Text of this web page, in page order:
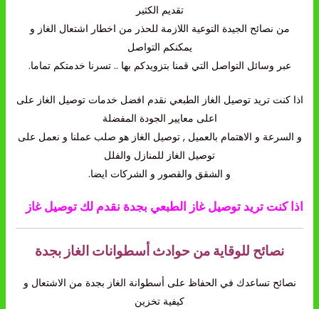
تقديم الكثير
من نصائح الجيدة التوعية اللازمة للحذر من اخطار اشتعال الغاز و
يمكنكم التواصل
عبر وسائل التواصل التي قمنا بتزويدكم بها .. تسرنا خدمتكم تماما.
اذا كنت تريد توصيل الغاز الطبعي نقدم افضل خدمات توصيل الغاز على
اعلى معايير الجودة المفضلة
و السرعة و الاهتمام بالعميل , توصيل الغاز هو صلب عملنا و نعمل على
توصيل الغاز للمنازل والفلل
و الشقق والقصور و الشركات ايضا.
اذا كنت تريد توصيل غاز الطبعي بجدة نقدم لك توصيل غاز
نصائح للوقاية من حوادث أسطوانات الغاز بجدة
نصائح تساعدك في الحفاظ على أسطوانة الغاز بجدة من الاشتعال و
كيفية تخزين